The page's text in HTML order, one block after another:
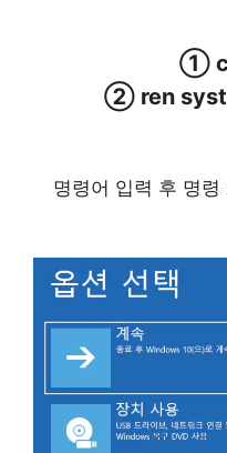
①
② ren
명령어 입력 후 명